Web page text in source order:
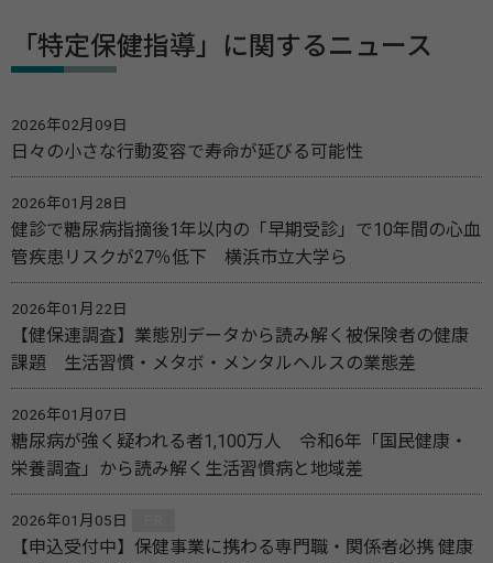
「特定保健指導」に関するニュース
2026年02月09日
日々の小さな行動変容で寿命が延びる可能性
2026年01月28日
健診で糖尿病指摘後1年以内の「早期受診」で10年間の心血
管疾患リスクが27％低下 横浜市立大学ら
2026年01月22日
【健保連調査】業態別データから読み解く被保険者の健康
課題 生活習慣・メタボ・メンタルヘルスの業態差
2026年01月07日
糖尿病が強く疑われる者1,100万人 令和6年「国民健康・
栄養調査」から読み解く生活習慣病と地域差
2026年01月05日
【申込受付中】保健事業に携わる専門職・関係者必携 健康